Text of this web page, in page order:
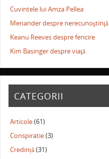
Cuvintele lui Amza Pellea
Menander despre nerecunoştinţă
Keanu Reeves despre fericire
Kim Basinger despre viaţă
CATEGORII
Articole(61)
Conspiratie(3)
Credință(31)